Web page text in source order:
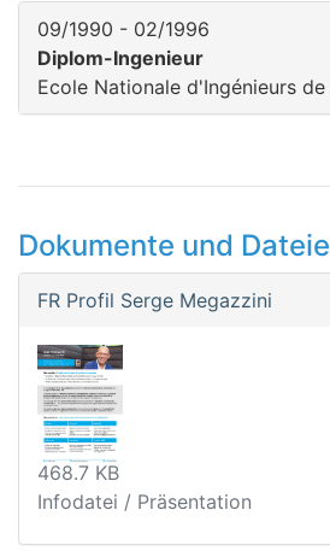
09/1990 - 02/1996
Diplom-Ingenieur
Ecole Nationale d'Ingénieurs
Dokumente und
FR Profil Serge Megazzini
468.7 KB
Infodatei / Präsentation